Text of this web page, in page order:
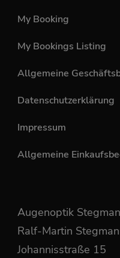
My Booking
My Bookings Listing
Allgemeine
Datenschutzerklärung
Impressum
Allgemeine
Augenoptik
Ralf-Martin
Johannisstraße 15